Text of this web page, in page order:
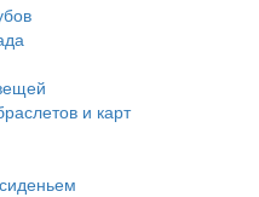
и карт